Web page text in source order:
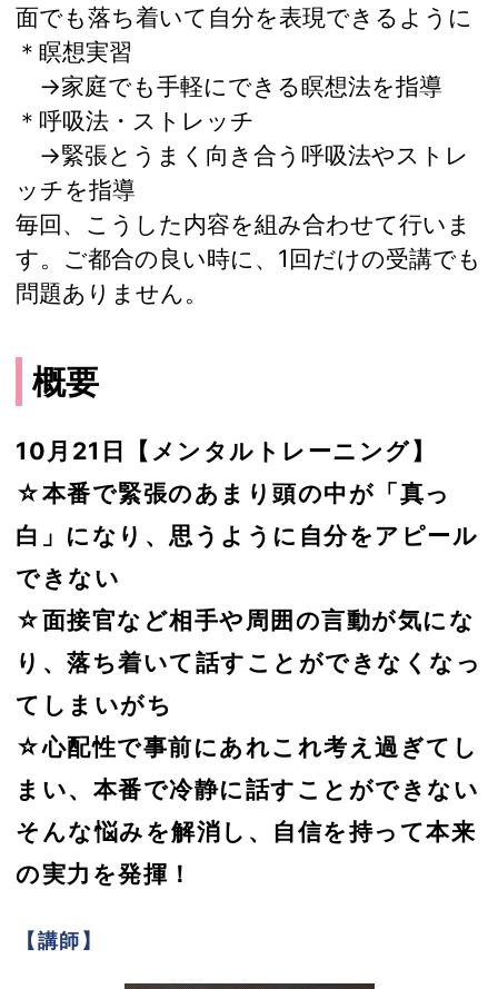
面でも落ち着いて自分を表現できるように
＊瞑想実習
→家庭でも手軽にできる瞑想法を指導
＊呼吸法・ストレッチ
→緊張とうまく向き合う呼吸法やストレ
ッチを指導
毎回、こうした内容を組み合わせて行いま
す。ご都合の良い時に、1回だけの受講でも
問題ありません。
概要
10月21日【メンタルトレーニング】
☆本番で緊張のあまり頭の中が「真っ
白」になり、思うように自分をアピール
できない
☆面接官など相手や周囲の言動が気にな
り、落ち着いて話すことができなくなっ
てしまいがち
☆心配性で事前にあれこれ考え過ぎてし
まい、本番で冷静に話すことができない
そんな悩みを解消し、自信を持って本来
の実力を発揮！
【講師】